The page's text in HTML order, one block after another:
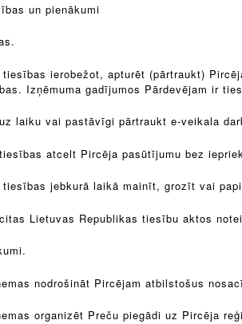
un pienākumi
ierobežot, apturēt (pārtraukt)
Izņēmuma gadījumos Pārdevējam ir
laiku vai pastāvīgi pārtraukt e-veikala
atcelt Pircēja pasūtījumu bez
jebkurā laikā mainīt, grozīt vai
Lietuvas Republikas tiesību aktos
nodrošināt Pircējam atbilstošus
organizēt Preču piegādi uz Pircēja